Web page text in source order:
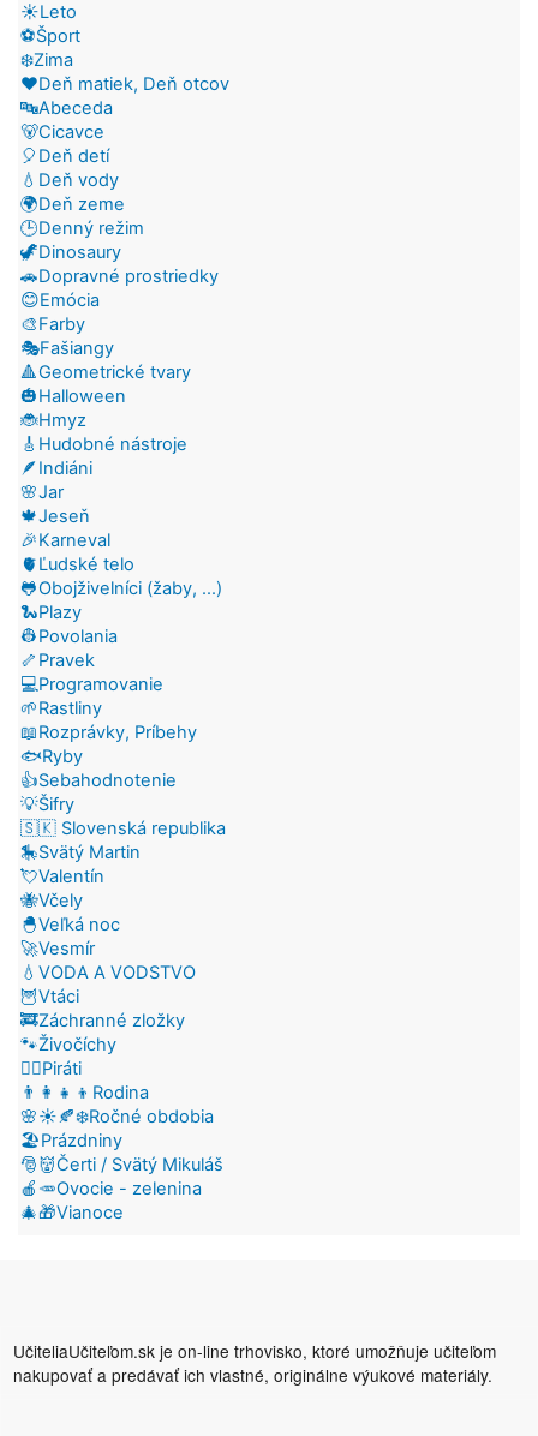
☀️Leto
⚽Šport
❄️Zima
❤️Deň matiek, Deň otcov
🔤Abeceda
🐻Cicavce
🎈Deň detí
💧Deň vody
🌍Deň zeme
🕒Denný režim
🦖Dinosaury
🚗Dopravné prostriedky
😊Emócia
🎨Farby
🎭Fašiangy
🔺Geometrické tvary
🎃Halloween
🐞Hmyz
🎸Hudobné nástroje
🪶Indiáni
🌸Jar
🍁Jeseň
🎉Karneval
🫀Ľudské telo
🐸Obojživelníci (žaby, ...)
🐍Plazy
👷Povolania
🦴Pravek
💻Programovanie
🌱Rastliny
📖Rozprávky, Príbehy
🐟Ryby
👍Sebahodnotenie
💡Šifry
🇸🇰 Slovenská republika
🎠Svätý Martin
💘Valentín
🐝Včely
🐣Veľká noc
🚀Vesmír
💧VODA A VODSTVO
🦉Vtáci
🚒Záchranné zložky
🐾Živočíchy
🏴‍☠️Piráti
👨‍👩‍👧‍👦Rodina
🌸☀️🍂❄️Ročné obdobia
🏖️Prázdniny
🎅👹Čerti / Svätý Mikuláš
🍎🥕Ovocie - zelenina
🎄🎁Vianoce
UčiteliaUčiteľom.sk je on-line trhovisko, ktoré umožňuje učiteľom
nakupovať a predávať ich vlastné, originálne výukové materiály.